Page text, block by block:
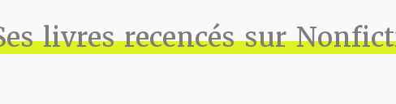
livres recencés sur